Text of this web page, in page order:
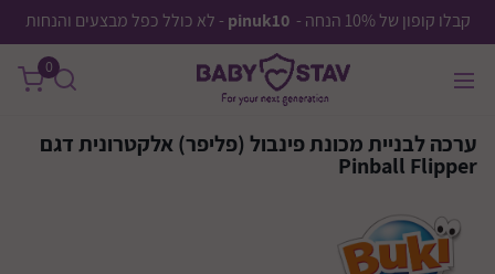
קבלו קופון של 10% הנחה - pinuk10 - לא כולל כפל מבצעים והנחות
0
ערכה לבניית מכונת פינבול (פליפר) אלקטרונית דגם
Pinball Flipper